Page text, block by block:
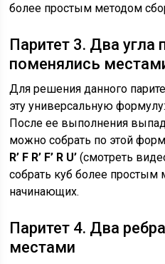
более простым методом
Паритет 3. Два угла
поменялись
Для решения данного
эту универсальную формулу:
После ее выполнения
можно собрать по этой
R’ F R’ F’ R U’ (смотреть
собрать куб более простым
начинающих.
Паритет 4. Два
местами